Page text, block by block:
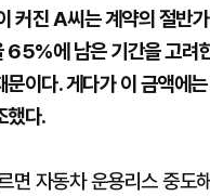
커진 A씨는 계약의 절반
65%에 남은 기간을 고
이다. 게다가 이 금액에
했다.
면 자동차 운용리스 중도